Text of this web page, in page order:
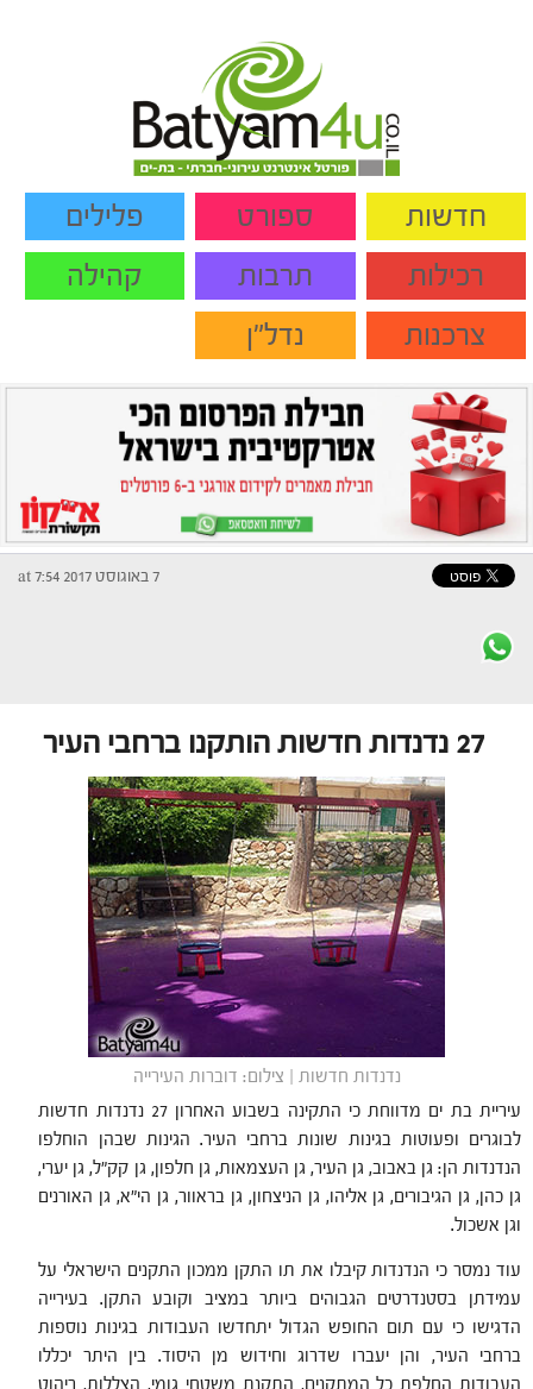
חדשות ספורט
פלילים
רכילות
תרבות
קהילה
צרכנות
נדל"ן
7 באוגוסט 2017 at 7:54
27 נדנדות חדשות הותקנו ברחבי העיר
נדנדות חדשות | צילום: דוברות העירייה
עיריית בת ים מדווחת כי התקינה בשבוע האחרון 27 נדנדות חדשות
לבוגרים ופעוטות בגינות שונות ברחבי העיר. הגינות שבהן הוחלפו
הנדנדות הן: גן באבוב, גן העיר, גן העצמאות, גן חלפון, גן קק"ל, גן יערי,
גן כהן, גן הגיבורים, גן אליהו, גן הניצחון, גן בראוור, גן הי"א, גן האורנים
וגן אשכול.
עוד נמסר כי הנדנדות קיבלו את תו התקן ממכון התקנים הישראלי על
עמידתן בסטנדרטים הגבוהים ביותר במציב וקובע התקן. בעירייה
הדגישו כי עם תום החופש הגדול יתחדשו העבודות בגינות נוספות
ברחבי העיר, והן יעברו שדרוג וחידוש מן היסוד. בין היתר יכללו